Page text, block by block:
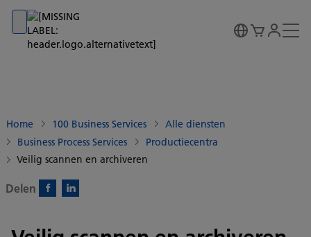
Go to banner
Go to content
Go to footer
Home 100 Business Services
Alle diensten
Business Process Services
Productiecentra
Veilig scannen en archiveren
Delen